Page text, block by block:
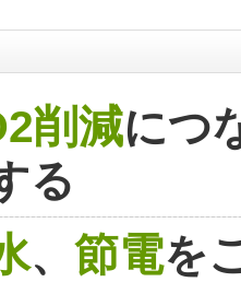
削減につ
る
、 節電を